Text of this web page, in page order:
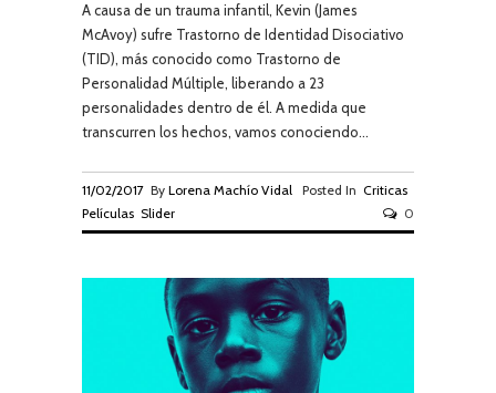
A causa de un trauma infantil, Kevin (James
McAvoy) sufre Trastorno de Identidad Disociativo
(TID), más conocido como Trastorno de
Personalidad Múltiple, liberando a 23
personalidades dentro de él. A medida que
transcurren los hechos, vamos conociendo...
11/02/2017 By Lorena Machío Vidal Posted In Criticas
Películas Slider 0